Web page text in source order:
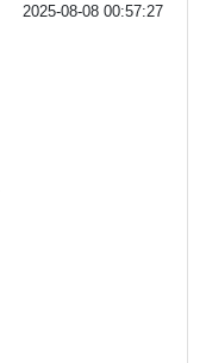
2025-08-08 00:57:27